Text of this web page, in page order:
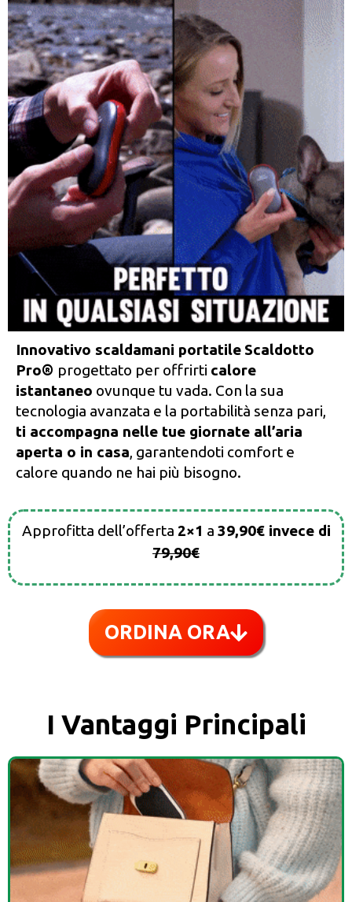
Innovativo scaldamani portatile Scaldotto
Pro® progettato per offrirti calore
istantaneo ovunque tu vada. Con la sua
tecnologia avanzata e la portabilità senza pari,
ti accompagna nelle tue giornate all’aria
aperta o in casa, garantendoti comfort e
calore quando ne hai più bisogno.
Approfitta dell’offerta 2×1 a 39,90€ invece di
79,90€
ORDINA ORA
I Vantaggi Principali